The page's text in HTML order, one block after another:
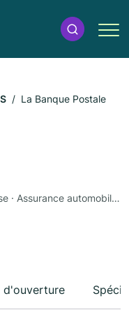
La Banque Postale
Banque · Conseil en gestion d'entreprise · Assurance automobile · Assurance
d'ouverture